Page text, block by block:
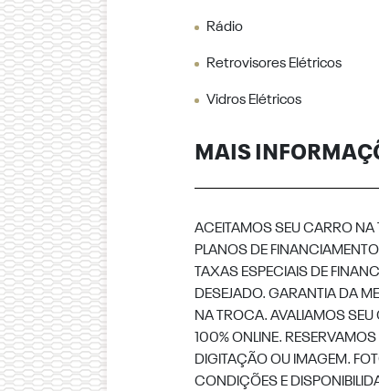
Rádio
Retrovisores Elétricos
Vidros Elétricos
MAIS
ACEITAMOS SEU CARRO
PLANOS DE
TAXAS ESPECIAIS DE
DESEJADO. GARANTIA DA
NA TROCA. AVALIAMOS
100% ONLINE.
DIGITAÇÃO OU IMAGEM.
CONDIÇÕES E